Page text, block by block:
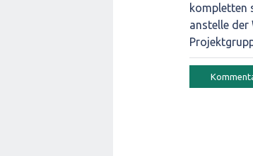
kompletten
anstelle der